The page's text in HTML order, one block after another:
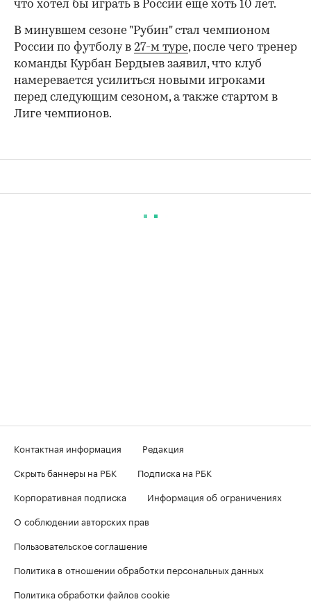
что хотел бы играть в России еще хоть 10 лет.
В минувшем сезоне "Рубин" стал чемпионом
России по футболу в 27-м туре, после чего тренер
команды Курбан Бердыев заявил, что клуб
намеревается усилиться новыми игроками
перед следующим сезоном, а также стартом в
Лиге чемпионов.
Контактная информация
Редакция
Скрыть баннеры на РБК
Подписка на РБК
Корпоративная подписка
Информация об ограничениях
О соблюдении авторских прав
Пользовательское соглашение
Политика в отношении обработки персональных данных
Политика обработки файлов cookie